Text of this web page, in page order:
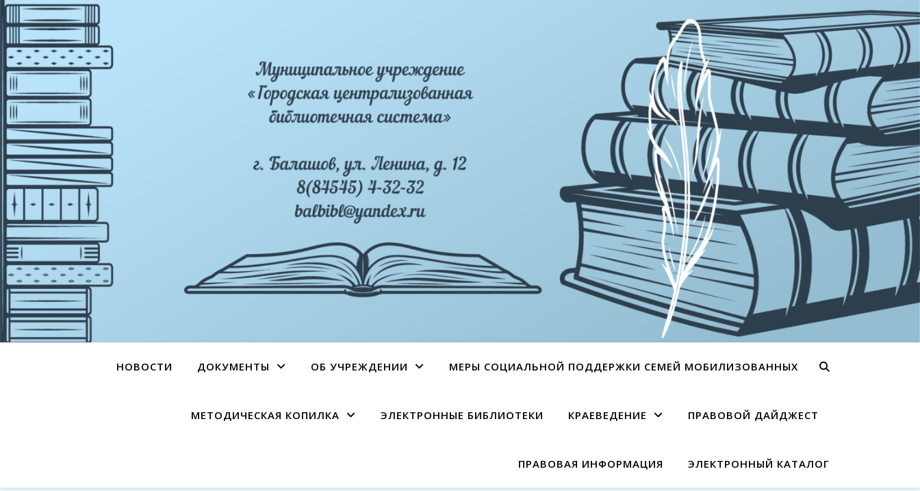
НОВОСТИ ДОКУМЕНТЫ ОБ УЧРЕЖДЕНИИ МЕРЫ СОЦИАЛЬНОЙ ПОДДЕРЖКИ СЕМЕЙ МОБИЛИЗОВАННЫХ
МЕТОДИЧЕСКАЯ КОПИЛКА ЭЛЕКТРОННЫЕ БИБЛИОТЕКИ КРАЕВЕДЕНИЕ ПРАВОВОЙ ДАЙДЖЕСТ
ПРАВОВАЯ ИНФОРМАЦИЯ ЭЛЕКТРОННЫЙ КАТАЛОГ